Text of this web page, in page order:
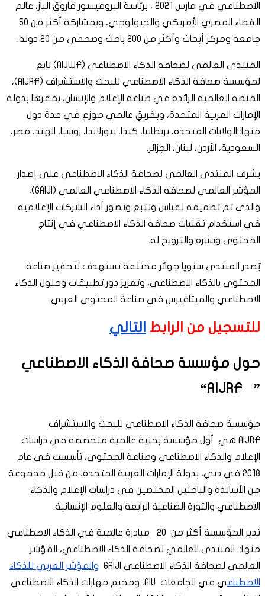
الاصطناعي في مارس 2021 ، برئاسة البروفيسور فاروق الباز، عالم
الفضاء المصري الأمريكي والجيولوجي، وبمشاركة أكثر من 50
جامعة ومركز أبحاث وأكثر من 200 باحث وصحفي من 20 دولة.
المنتدى العالمي لصحافة الذكاء الاصطناعي (AIJWF) تابع
لمؤسسة صحافة الذكاء الاصطناعي للبحث والاستشراف (AIJRF)،
المنصة العالمية الرائدة في صناعة الإعلام والإنسان، بمقرها بدولة
الإمارات العربية المتحدة، وبفريقٍ عالمي موزع في عدة دول
منها: الولايات المتحدة، بريطانيا، كندا، نيوزلاندا، روسيا، الهند، مصر،
السعودية، الأردن، لبنان، الجزائر.
يشرف المنتدى العالمي لصحافة الذكاء الاصطناعي على إصدار
المؤشر العالمي لصحافة الذكاء الاصطناعي العالمي (GAIJI)،
والذي تم تصميمه لقياس وتتبع وتصور أداء الشركات الإعلامية
في استخدام تقنيات صحافة الذكاء الاصطناعي في إنتاج
المحتوى ونشره والترويج له.
يٌصدر المنتدى سنويا جوائر مختلفة تستهدف لتحفيز صناعة
المحتوى بالذكاء الاصطناعي، وتعزيز دور تطبيقات وحلول الذكاء
الاصطناعي والميتافيرس في صناعة المحتوى العربي.
للتسجيل من الرابط التالي
حول مؤسسة صحافة الذكاء الاصطناعي
”
AIJRF
“
مؤسسة صحافة الذكاء الاصطناعي للبحث والاستشراف
AIJRF هي أول مؤسسة بحثية عالمية متخصصة في دراسات
الإعلام والذكاء الاصطناعي وصناعة المحتوى، تأسست في عام
2018 في دبي، بدولة الإمارات العربية المتحدة، من قبل مجموعة
من الأساتذة والباحثين المختصين في دراسات الإعلام والذكاء
الاصطناعي والثورة الصناعية الرابعة والعلوم الإنسانية.
تدير المؤسسة أكثر من 20 مبادرة عالمية في الذكاء الاصطناعي
منها: المنتدى العالمي لصحافة الذكاء الاصطناعي، المؤشر
العالمي لصحافة الذكاء الاصطناعي GAIJI
والمؤشر العربي للذكاء
الاصطناع
ي في الجامعات AIU، ومخيم مهارات الذكاء الاصطناعي